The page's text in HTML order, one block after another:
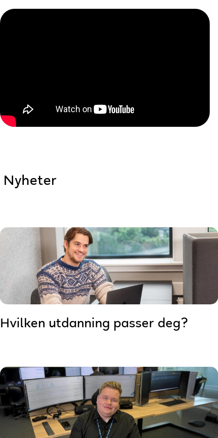
Nyheter
Hvilken utdanning passer deg?